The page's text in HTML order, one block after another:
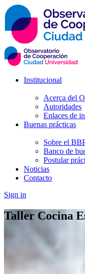
Institucional
Acerca del
Autoridades
Enlaces de
Buenas prácticas
Sobre el
Banco de
Postular
Noticias
Contacto
Sign in
Taller Cocina